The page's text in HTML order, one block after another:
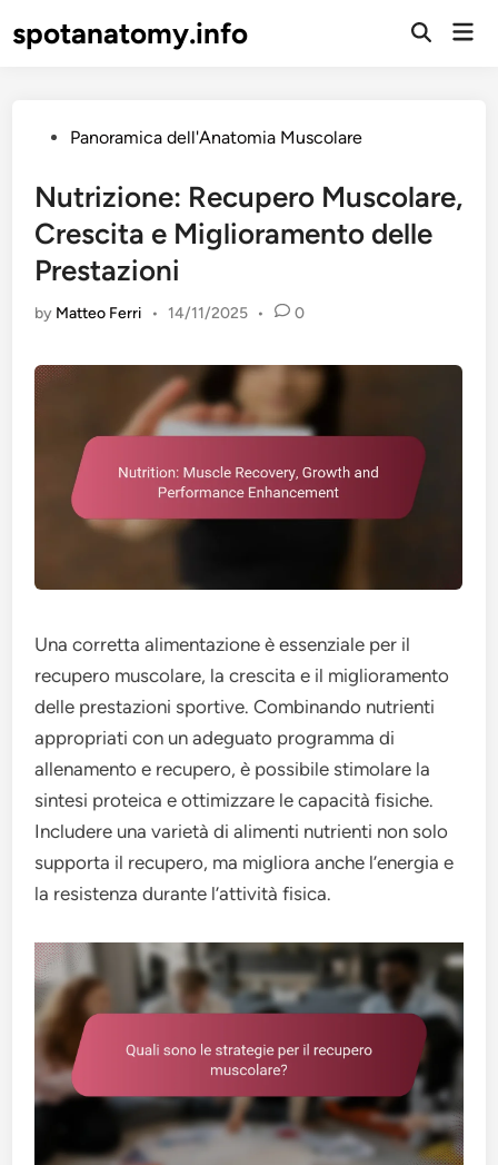
tospotanatomy.info
Open
PostedPanoramica dell'Anatomia Muscolare
Nutrizione: Recupero Muscolare,
Crescita e Miglioramento delle
Prestazioni
by Matteo Ferri • 14/11/2025 • 0
Una corretta alimentazione è essenziale per il
recupero muscolare, la crescita e il miglioramento
delle prestazioni sportive. Combinando nutrienti
appropriati con un adeguato programma di
allenamento e recupero, è possibile stimolare la
sintesi proteica e ottimizzare le capacità fisiche.
Includere una varietà di alimenti nutrienti non solo
supporta il recupero, ma migliora anche l’energia e
la resistenza durante l’attività fisica.